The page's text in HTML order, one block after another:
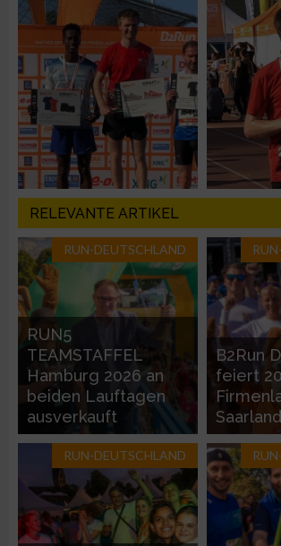
RELEVANTE ARTIKEL
RUN-DEUTSCHLAND
RUN5
TEAMSTAFFEL
Hamburg 2026 an
beiden Lauftagen
ausverkauft
B2Run
feiert
Saarland
RUN-DEUTSCHLAND
Erstellung von Profilen zur
Verwendung von Profilen zur Auswahl
Messung der Werbeleistung
Messung der Performance von Inhalten
Analyse von Zielgruppen durch
verschiedenen Quellen
Entwicklung und Verbesserung der
Verwendung reduzierter Daten zur
IAB-Besonderheiten:
Verwendung genauer Standortdaten
Geräte anhand von aktiv angeforderten
Nicht-IAB-Verarbeitungszwecke: